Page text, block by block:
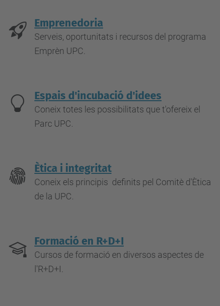
Emprenedoria
Serveis, oportunitats i recursos del programa
Emprèn UPC.
Espais d'incubació d'idees
Coneix totes les possibilitats que t'ofereix el
Parc UPC.
Ètica i integritat
Coneix els principis definits pel Comitè d'Ètica
de la UPC.
Formació en R+D+I
Cursos de formació en diversos aspectes de
l'R+D+I.